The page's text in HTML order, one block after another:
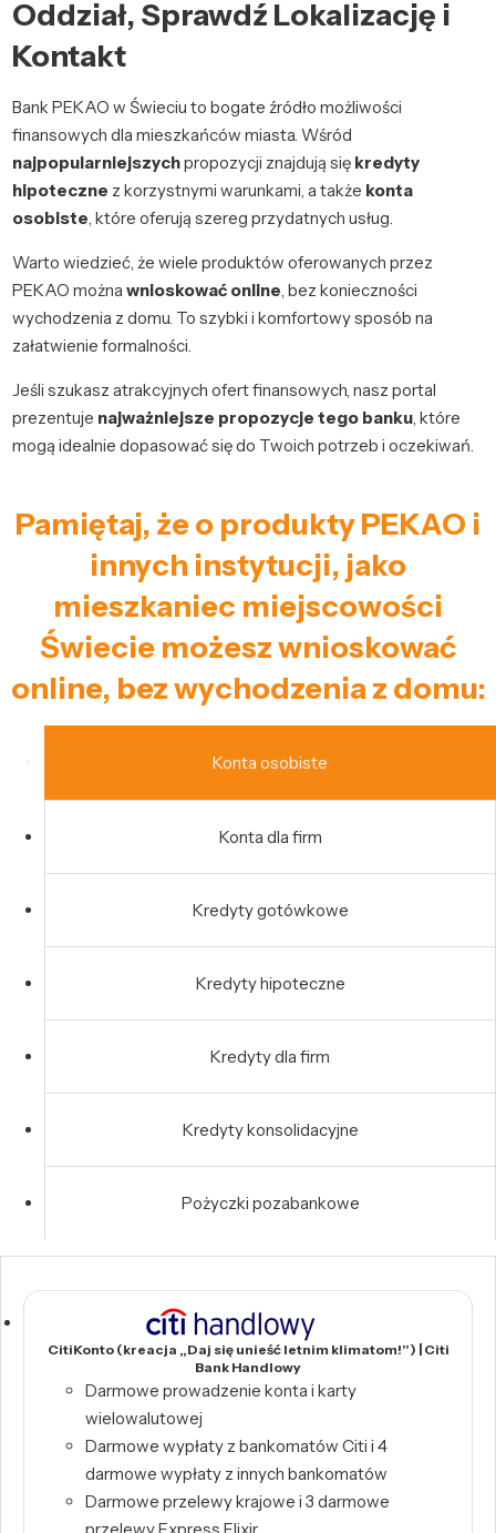
Oddział, Sprawdź Lokalizację i
Kontakt
Bank PEKAO w Świeciu to bogate źródło możliwości
finansowych dla mieszkańców miasta. Wśród
najpopularniejszychpropozycji znajdują się kredyty
hipoteczne z korzystnymi warunkami, a także konta
osobiste, które oferują szereg przydatnych usług.
Warto wiedzieć, że wiele produktów oferowanych przez
PEKAO możnawnioskować online, bez konieczności
wychodzenia z domu. To szybki i komfortowy sposób na
załatwienie formalności.
Jeśli szukasz atrakcyjnych ofert finansowych, nasz portal
prezentuje najważniejsze propozycje tego banku, które
mogą idealnie dopasować się do Twoich potrzeb i oczekiwań.
Pamiętaj, że o produkty PEKAO i
innych instytucji, jako
mieszkaniec miejscowości
Świecie możesz wnioskować
online, bez wychodzenia z domu:
Konta osobiste
Konta dla firm
Kredyty gotówkowe
Kredyty hipoteczne
Kredyty dla firm
Kredyty konsolidacyjne
Pożyczki pozabankowe
CitiKonto (kreacja „Daj się unieść letnim klimatom!”) | Citi
Bank Handlowy
Darmowe prowadzenie konta i karty
wielowalutowej
Darmowe wypłaty z bankomatów Citi i 4
darmowe wypłaty z innych bankomatów
Darmowe przelewy krajowe i 3 darmowe